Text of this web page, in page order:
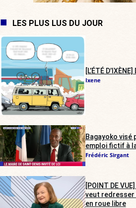
LES PLUS LUS DU JOUR
[L’ÉTÉ
Ixene
Bagayoko visé
emploi fictif à
Frédéric Sirgant
[POINT DE
veut redresser
en roue libre